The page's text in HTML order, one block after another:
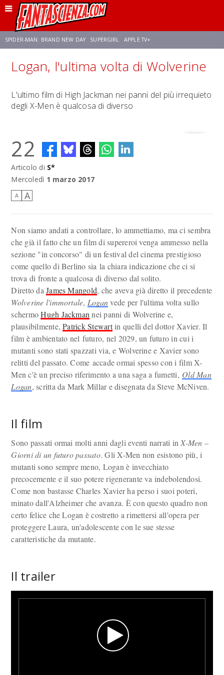
SPIDER-MAN: BRAND NEW DAY SUPERGIRL APPLE TV+
FRANCO RICCIARDIELLO ZENDAYA AVENGERS: DOOMSDAY STAR TREK
NETFLIX SADIE SINK STAR TREK: STRANGE NEW WORLDS
Logan, l'ultima volta di Wolverine
L'ultimo film di High Jackman nei panni del più irrequieto
degli X-Men è qualcosa di diverso
22
Articolo di S*
Mercoledì 1 marzo 2017
A A
Non siamo andati a controllare, lo ammettiamo, ma ci sembra
che già il fatto che un film di supereroi venga ammesso nella
sezione "in concorso" di un festival del cinema prestigioso
come quello di Berlino sia la chiara indicazione che ci si
trova di fronte a qualcosa di diverso dal solito.
Diretto daJames Mangold, che aveva già diretto il precedente
Wolverine l'immortale, Loganvede per l'ultima volta sullo
schermoHugh Jackman nei panni di Wolverine e,
plausibilmente,Patrick Stewartin quelli del dottor Xavier. Il
film è ambientato nel futuro, nel 2029, un futuro in cui i
mutanti sono stati spazzati via, e Wolverine e Xavier sono
relitti del passato. Come accade ormai spesso con i film X-
Men c'è un preciso riferimento a una saga a fumetti, Old Man
Logan, scritta da Mark Millar e disegnata da Steve McNiven.
Il film
Sono passati ormai molti anni dagli eventi narrati in X-Men –
Giorni di un futuro passato. Gli X-Men non esistono più, i
mutanti sono sempre meno, Logan è invecchiato
precocemente e il suo potere rigenerante va indebolendosi.
Come non bastasse Charles Xavier ha perso i suoi poteri,
minato dall'Alzheimer che avanza. È con questo quadro non
certo felice che Logan è costretto a rimettersi all'opera per
proteggere Laura, un'adolescente con le sue stesse
caratteristiche da mutante.
Il trailer